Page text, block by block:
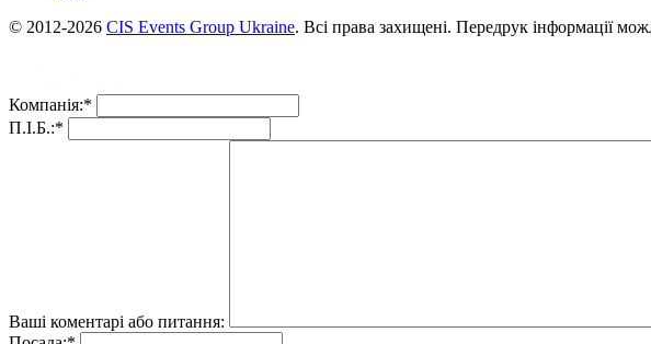
© 2012-2026 CIS Events Group Ukraine. Всі права захищені. Передрук інформації
Компанія:*
П.І.Б.:*
Ваші коментарі або питання: